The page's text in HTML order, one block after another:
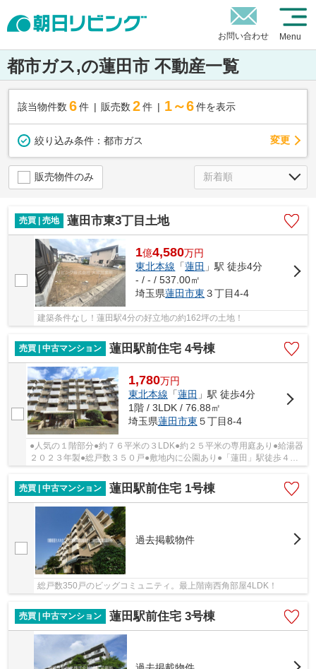
お問い合わせ Menu
都市ガス,の蓮田市 不動産一覧
該当物件数 6件 販売数 2 件 1～6 件を表示
絞り込み条件： 都市ガス 変更
販売物件のみ
売買 | 売地 蓮田市東3丁目土地
1億4,580万円
東北本線 「蓮田 」駅 徒歩4分
- / - / 537.00㎡
埼玉県蓮田市東 ３丁目4-4
建築条件なし！蓮田駅4分の好立地の約162坪の土地！
売買 | 中古マンション 蓮田駅前住宅 4号棟
1,780万円
東北本線 「蓮田 」駅 徒歩4分
1階 / 3LDK / 76.88㎡
埼玉県蓮田市東 ５丁目8-4
●人気の１階部分●約７６平米の３LDK●約２５平米の専用庭あり●給湯器
２０２３年製●総戸数３５０戸●敷地内に公園あり●「蓮田」駅徒歩４分●
売買 | 中古マンション
蓮田駅前住宅 1号棟
過去掲載物件
総戸数350戸のビッグコミュニティ。最上階南西角部屋4LDK！
売買 | 中古マンション 蓮田駅前住宅 3号棟